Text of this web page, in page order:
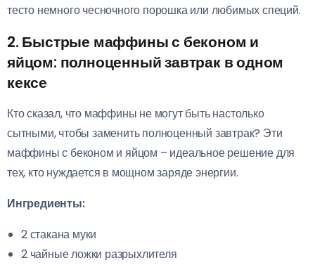
тесто немного чесночного порошка или любимых специй.
2. Быстрые маффины с беконом и
яйцом: полноценный завтрак в одном
кексе
Кто сказал, что маффины не могут быть настолько
сытными, чтобы заменить полноценный завтрак? Эти
маффины с беконом и яйцом – идеальное решение для
тех, кто нуждается в мощном заряде энергии.
Ингредиенты:
2 стакана муки
2 чайные ложки разрыхлителя